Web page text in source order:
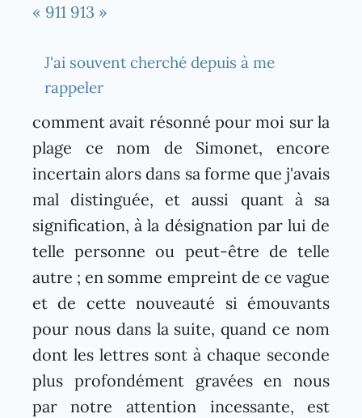
« 911 913 »
J'ai souvent cherché depuis à me
rappeler
comment avait résonné pour moi sur la
plage ce nom de Simonet, encore
incertain alors dans sa forme que j'avais
mal distinguée, et aussi quant à sa
signification, à la désignation par lui de
telle personne ou peut-être de telle
autre ; en somme empreint de ce vague
et de cette nouveauté si émouvants
pour nous dans la suite, quand ce nom
dont les lettres sont à chaque seconde
plus profondément gravées en nous
par notre attention incessante, est